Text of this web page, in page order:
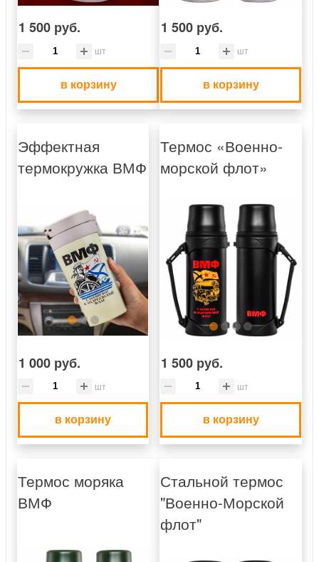
1 500 руб.
шт
в корзину
1 500 руб.
шт
в корзину
Эффектная
термокружка ВМФ
1 000 руб.
шт
в корзину
Термос «Военно-
морской флот»
1 500 руб.
шт
в корзину
Термос моряка
ВМФ
Стальной термос
"Военно-Морской
флот"